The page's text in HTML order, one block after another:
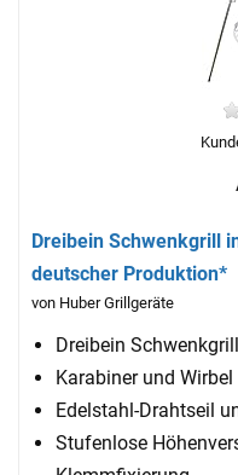
Dreibein Schwenkgrill
deutscher Produktion*
von Huber Grillgeräte
Dreibein
Karabiner und
Edelstahl-Drahtseil
Stufenlose